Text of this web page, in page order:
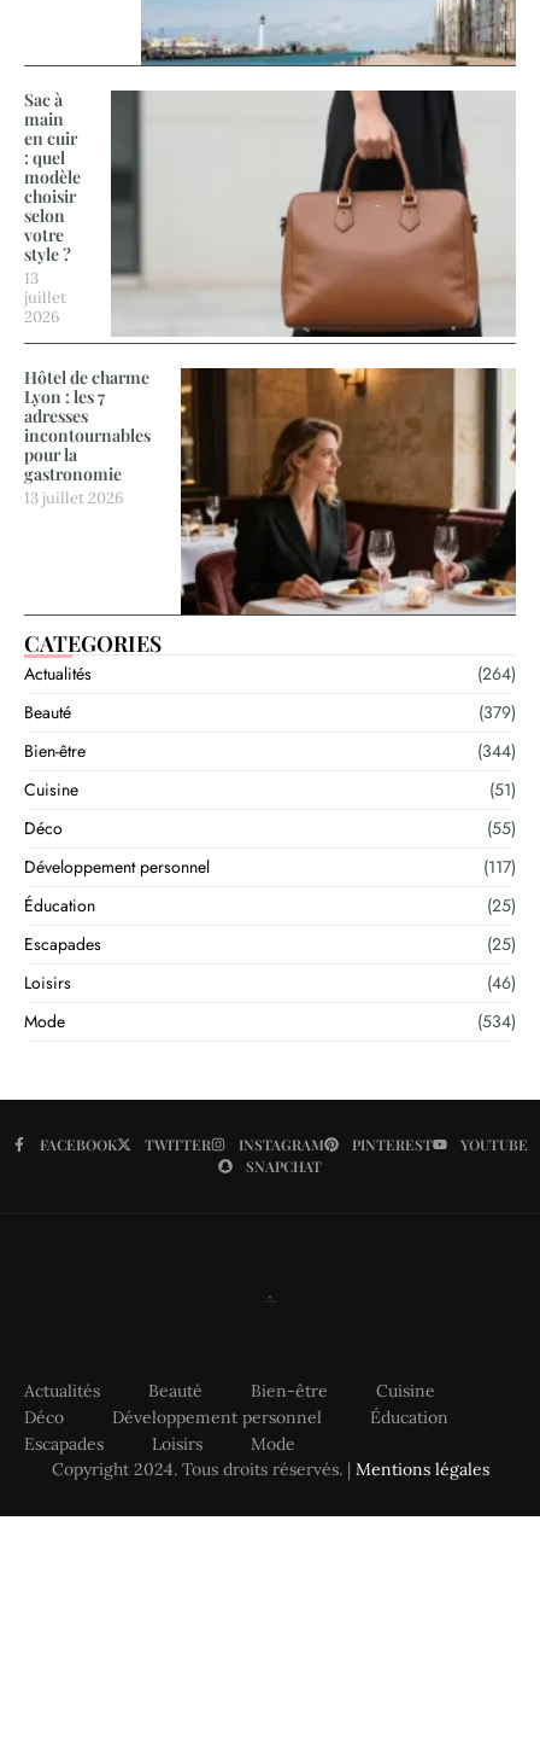
Sac à
main
en cuir
: quel
modèle
choisir
selon
votre
style ?
13
juillet
2026
Hôtel de charme
Lyon : les 7
adresses
incontournables
pour la
gastronomie
13 juillet 2026
CATEGORIES
Actualités
(264)
Beauté
(379)
Bien-être
(344)
Cuisine
(51)
Déco
(55)
Développement personnel
(117)
Éducation
(25)
Escapades
(25)
Loisirs
(46)
Mode
(534)
FACEBOOK TWITTER INSTAGRAM PINTEREST
YOUTUBE
SNAPCHAT
Actualités Beauté Bien-être
Cuisine
Déco
Développement personnel
Éducation
Escapades
Loisirs
Mode
Copyright 2024. Tous droits réservés. | Mentions légales